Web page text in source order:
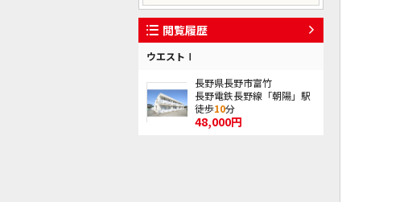
閲覧履歴
ウエストⅠ
長野県長野市富竹
長野電鉄長野線「朝陽」駅
徒歩10分
48,000円